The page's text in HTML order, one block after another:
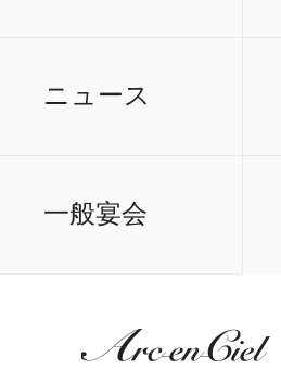
ニュース
一般宴会